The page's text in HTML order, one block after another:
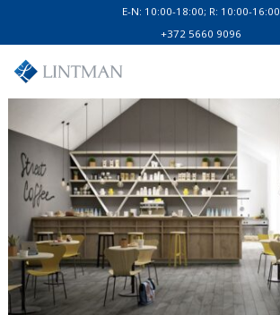
E-N: 10:00-18:00; R: 10:00-16:00
+372 5660 9096